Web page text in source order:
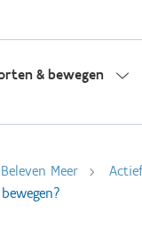
& bewegen
Meer